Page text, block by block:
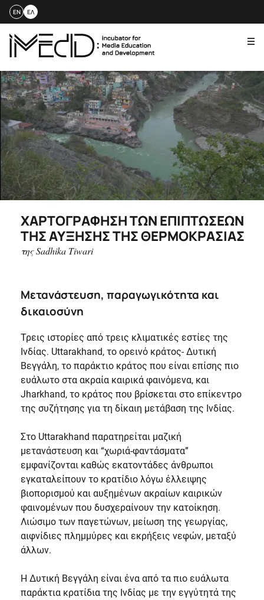
to
content
EN ΕΛ
ΧΑΡΤΟΓΡΆΦΗΣΗ ΤΩΝ ΕΠΙΠΤΏΣΕΩΝ
ΤΗΣ ΑΎΞΗΣΗΣ ΤΗΣ ΘΕΡΜΟΚΡΑΣΊΑΣ
της Sadhika Tiwari
Μετανάστευση, παραγωγικότητα και
δικαιοσύνη
Τρεις ιστορίες από τρεις κλιματικές εστίες της
Ινδίας. Uttarakhand, το ορεινό κράτος- Δυτική
Βεγγάλη, το παράκτιο κράτος που είναι επίσης πιο
ευάλωτο στα ακραία καιρικά φαινόμενα, και
Jharkhand, το κράτος που βρίσκεται στο επίκεντρο
της συζήτησης για τη δίκαιη μετάβαση της Ινδίας.
Στο Uttarakhand παρατηρείται μαζική
μετανάστευση και “χωριά-φαντάσματα”
εμφανίζονται καθώς εκατοντάδες άνθρωποι
εγκαταλείπουν το κρατίδιο λόγω έλλειψης
βιοπορισμού και αυξημένων ακραίων καιρικών
φαινομένων που δυσχεραίνουν την κατοίκηση.
Λιώσιμο των παγετώνων, μείωση της γεωργίας,
αιφνίδιες πλημμύρες και εκρήξεις νεφών, μεταξύ
άλλων.
Η Δυτική Βεγγάλη είναι ένα από τα πιο ευάλωτα
παράκτια κρατίδια της Ινδίας με την εγγύτητά της